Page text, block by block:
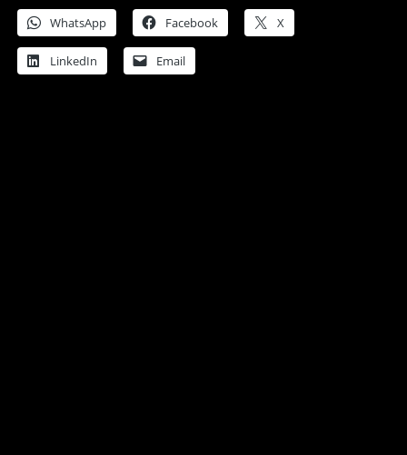
WhatsApp Facebook X
LinkedIn Email